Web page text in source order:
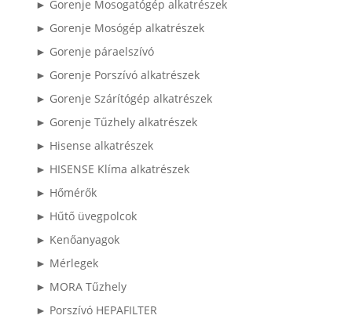
► Gorenje Mosogatógép alkatrészek
► Gorenje Mosógép alkatrészek
► Gorenje páraelszívó
► Gorenje Porszívó alkatrészek
► Gorenje Szárítógép alkatrészek
► Gorenje Tűzhely alkatrészek
► Hisense alkatrészek
► HISENSE Klíma alkatrészek
► Hőmérők
► Hűtő üvegpolcok
► Kenőanyagok
► Mérlegek
► MORA Tűzhely
► Porszívó HEPAFILTER